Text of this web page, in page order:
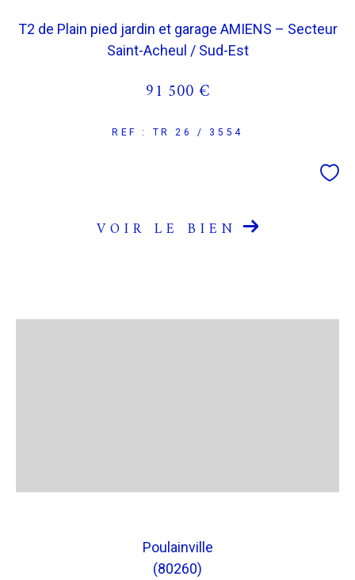
T2 de Plain pied jardin et garage AMIENS – Secteur
Saint-Acheul / Sud-Est
91 500 €
REF : TR 26 / 3554
VOIR LE BIEN
Poulainville
(80260)
COUPS DE COEUR EXCLUSIVITÉS
NOUVEAUTÉS